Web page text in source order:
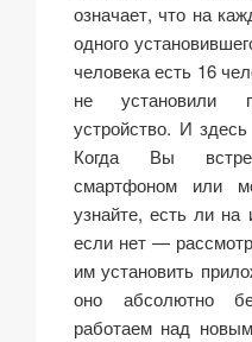
означает, что на
одного
человека есть 16
не установили
устройство. И
Когда Вы
смартфоном или
узнайте, есть ли на
если нет —
им установить
оно абсолютно
работаем над